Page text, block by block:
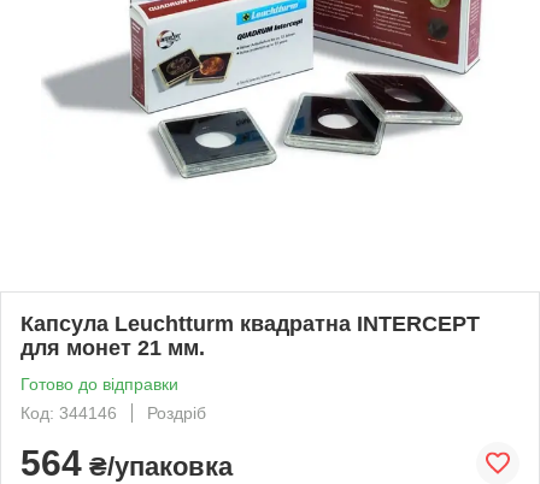
Капсула Leuchtturm квадратна INTERCEPT
для монет 21 мм.
Готово до відправки
Код: 344146
Роздріб
564 ₴/упаковка